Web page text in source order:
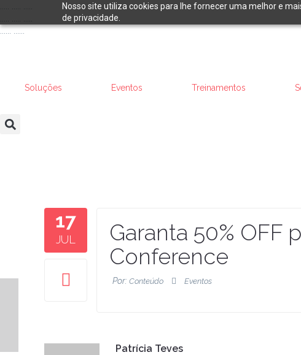
Nosso site utiliza cookies para lhe fornecer uma melhor e
de privacidade.
...... ......
Soluções Eventos Treinamentos
17
JUL
Garanta 50% OFF
Conference
Por: Conteúdo Eventos
Patrícia Teves
RAD Studio